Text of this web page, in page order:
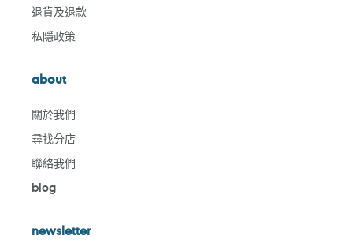
退貨及退款
私隱政策
about
關於我們
尋找分店
聯絡我們
blog
newsletter